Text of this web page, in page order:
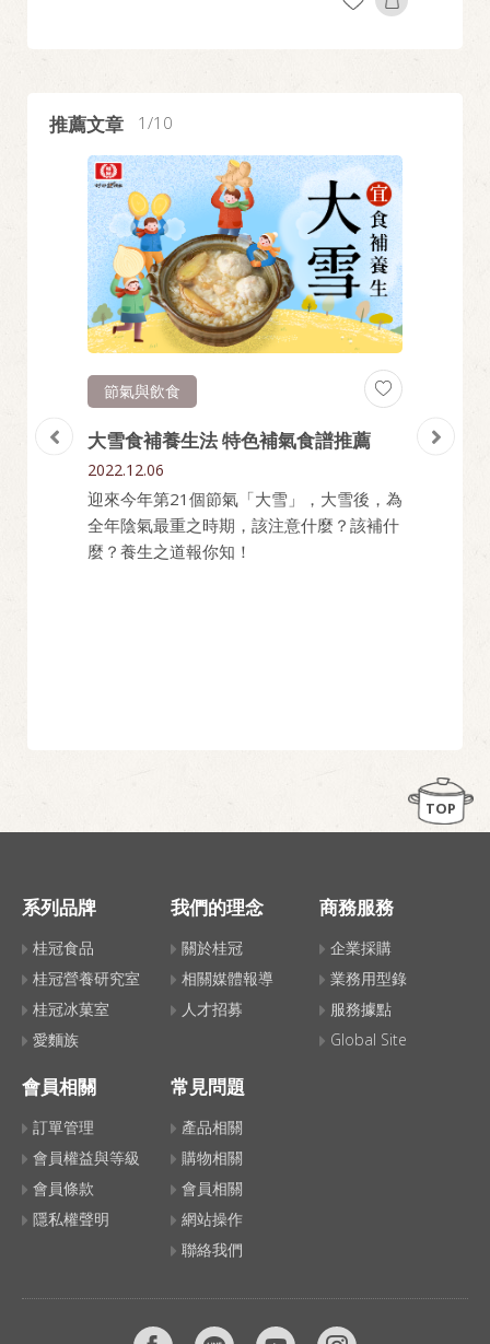
推薦文章 1 10
節氣與飲食
大雪食補養生法 特色補氣食譜推薦
2022.12.06
迎來今年第21個節氣「大雪」，大雪後，為
全年陰氣最重之時期，該注意什麼？該補什
麼？養生之道報你知！
【鴻
你輕
TOP
系列品牌
桂冠食品
桂冠營養研究室
桂冠冰菓室
愛麵族
我們的理念
關於桂冠
相關媒體報導
人才招募
商務服務
企業採購
業務用型錄
服務據點
Global Site
會員相關
訂單管理
會員權益與等級
會員條款
隱私權聲明
常見問題
產品相關
購物相關
會員相關
網站操作
聯絡我們